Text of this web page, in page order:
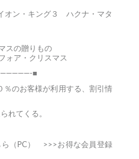
ン・キング３ ハクナ・マタ
スの贈りもの
ォア・クリスマス
■
％のお客様が利用する、割引情
れてくる。
（PC）
>>>お得な会員登録